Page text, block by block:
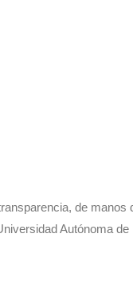
de manos
Autónoma de